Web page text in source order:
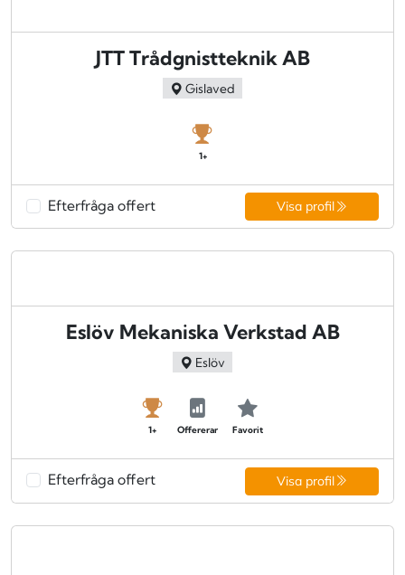
JTT Trådgnistteknik AB
Gislaved
1+
Efterfråga offert Visa profil
Eslöv Mekaniska Verkstad AB
Eslöv
1+ Offererar Favorit
Efterfråga offert Visa profil